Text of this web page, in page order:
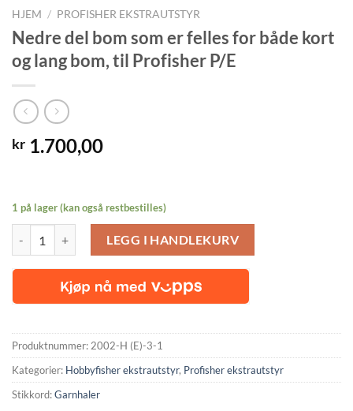
HJEM / PROFISHER EKSTRAUTSTYR
Nedre del bom som er felles for både kort
og lang bom, til Profisher P/E
kr 1.700,00
1 på lager (kan også restbestilles)
LEGG I HANDLEKURV
Produktnummer:2002-H (E)-3-1
Kategorier: Hobbyfisher ekstrautstyr, Profisher ekstrautstyr
Stikkord:Garnhaler